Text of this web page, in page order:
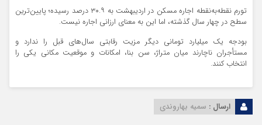
تورم نقطه‌به‌نقطه اجاره مسکن در اردیبهشت به ۳۰.۹ درصد رسیده؛ پایین‌ترین
سطح در چهار سال گذشته، اما این به معنای ارزانی اجاره نیست.
بودجه یک میلیارد تومانی دیگر مزیت رقابتی سال‌های قبل را ندارد و
مستأجران ناچارند میان متراژ، سن بنا، امکانات و موقعیت مکانی یکی را
انتخاب کنند.
ارسال : سمیه بهاروندی